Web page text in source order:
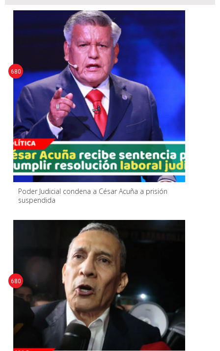
Poder Judicial condena a César Acuña a prisión
suspendida
680
680